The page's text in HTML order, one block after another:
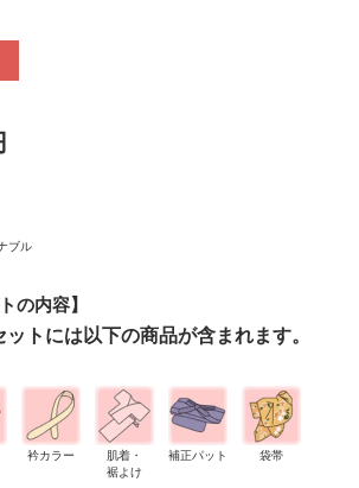
ブル
の内容】
トには以下の商品が含まれます。
衿カラー
肌着・
裾よけ
補正パット 袋帯